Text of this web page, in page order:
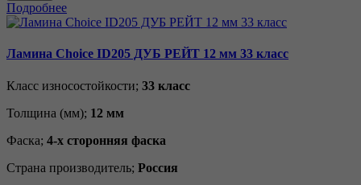
Подробнее
Ламина Choice ID205 ДУБ РЕЙТ 12 мм 33 класс
Класс износостойкости; 33 класс
Толщина (мм); 12 мм
Фаска; 4-х сторонняя фаска
Страна производитель; Россия